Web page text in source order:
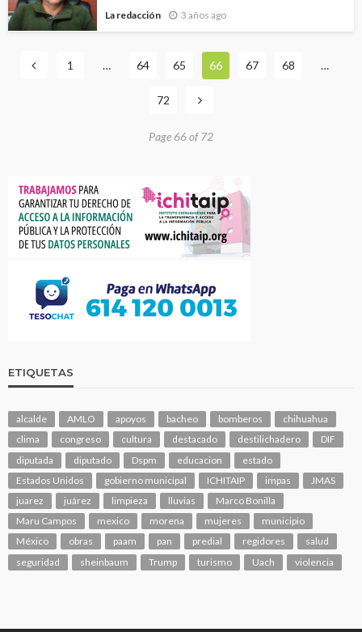
La redacción 3 años ago
1 … 64 65 66 67 68 …
72
Page 66 of 72
ETIQUETAS
alcalde AMLO apoyos bacheo bomberos
chihuahua
clima
congreso cultura destacado destilichadero
DIF
diputada
diputado Dspm educacion
estado
Estados Unidos
gobierno municipal ICHITAIP impas
JMAS
juarez
juárez limpieza lluvias
Marco Bonilla
Maru Campos
mexico morena mujeres
municipio
México
obras paam pan predial regidores
salud
seguridad
sheinbaum Trump turismo Uach violencia